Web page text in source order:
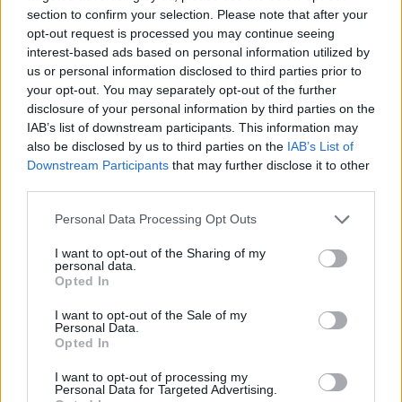
section to confirm your selection. Please note that after your
opt-out request is processed you may continue seeing
interest-based ads based on personal information utilized by
us or personal information disclosed to third parties prior to
your opt-out. You may separately opt-out of the further
disclosure of your personal information by third parties on the
IAB’s list of downstream participants. This information may
also be disclosed by us to third parties on the IAB’s List of
Downstream Participants that may further disclose it to other
Personal Data Processing Opt Outs
I want to opt-out of the Sharing of my
personal data.
Opted In
I want to opt-out of the Sale of my
Personal Data.
Opted In
I want to opt-out of processing my
Personal Data for Targeted Advertising.
Σκέρτσος: Από τον Δεκέμβριο του 2018 έως τον
Δεκέμβριο του 2025 οι καταθέσεις φυσικών προσώπων
αυξήθηκαν από 106,4 δισ. ευρώ σε 148,7 δισ. ευρώ
14:58
Η Ελληνική Ολυμπιακή Επιτροπή ξεκινά τον καθαρισμό
των μαρμάρων του Παναθηναϊκού Σταδίου
Η «Αντιγόνη» του Σοφοκλή μέσα από τα μάτια της
Η «Αντιγόνη» του Σοφοκλή μέσα
Η «Αντιγόνη» του Σοφοκλή μέσα
από τα μάτια της Τεχνητής